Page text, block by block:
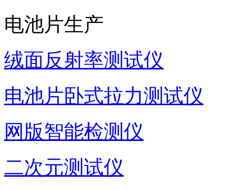
电池片生产
绒面反射率测试仪
电池片卧式拉力测试仪
网版智能检测仪
二次元测试仪